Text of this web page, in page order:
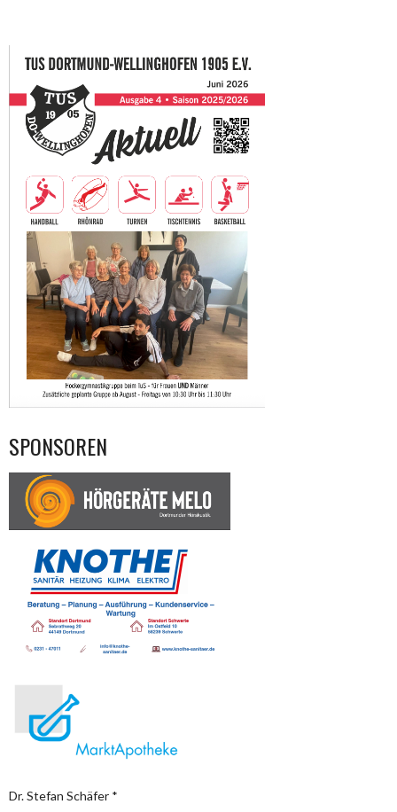
SPONSOREN
Dr. Stefan Schäfer *